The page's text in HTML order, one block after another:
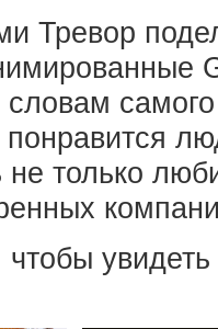
Тревор
словам
понравится
не только